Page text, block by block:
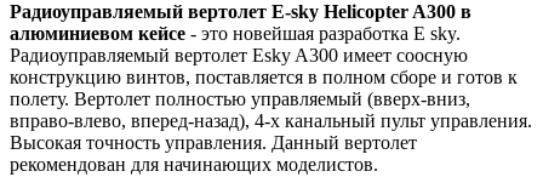
Радиоуправляемый вертолет E-sky Helicopter A300 в
алюминиевом кейсе - это новейшая разработка E sky.
Радиоуправляемый вертолет Esky A300 имеет соосную
конструкцию винтов, поставляется в полном сборе и готов к
полету. Вертолет полностью управляемый (вверх-вниз,
вправо-влево, вперед-назад), 4-х канальный пульт управления.
Высокая точность управления. Данный вертолет
рекомендован для начинающих моделистов.